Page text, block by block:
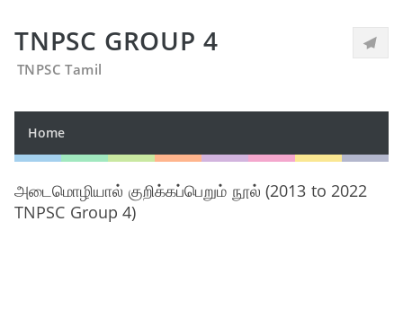
TNPSC GROUP 4
TNPSC Tamil
Home
அடைமொழியால் குறிக்கப்பெறும் நூல் (2013 to 2022
TNPSC Group 4)